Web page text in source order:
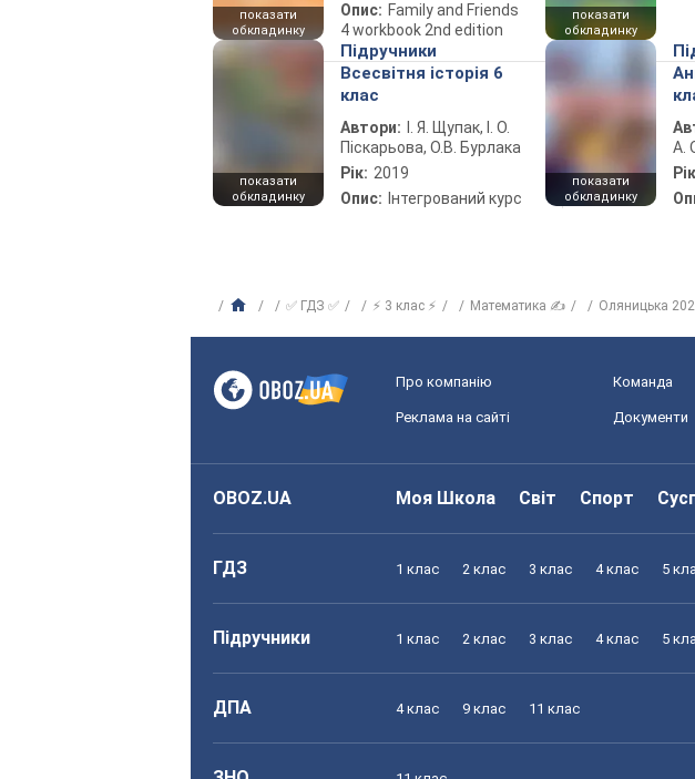
показати
обкладинку
Опис: Family and Friends
4 workbook 2nd edition
показати
обкладинку
показати
обкладинку
Підручники
Всесвітня історія 6
клас
Автори:
І. Я. Щупак, І. О.
Піскарьова, О.В. Бурлака
Рік: 2019
Опис: Інтегрований курс
показати
обкладинку
А.
✅ ГДЗ ✅ ⚡ 3 клас ⚡ Математика ✍ Оляницька
Про компанію Команда
Реклама на сайті Документи
OBOZ.UA Моя Школа Світ Спорт
ГДЗ 1 клас 2 клас 3 клас 4 клас 5
Підручники 1 клас 2 клас 3 клас 4 клас 5
ДПА 4 клас 9 клас 11 клас